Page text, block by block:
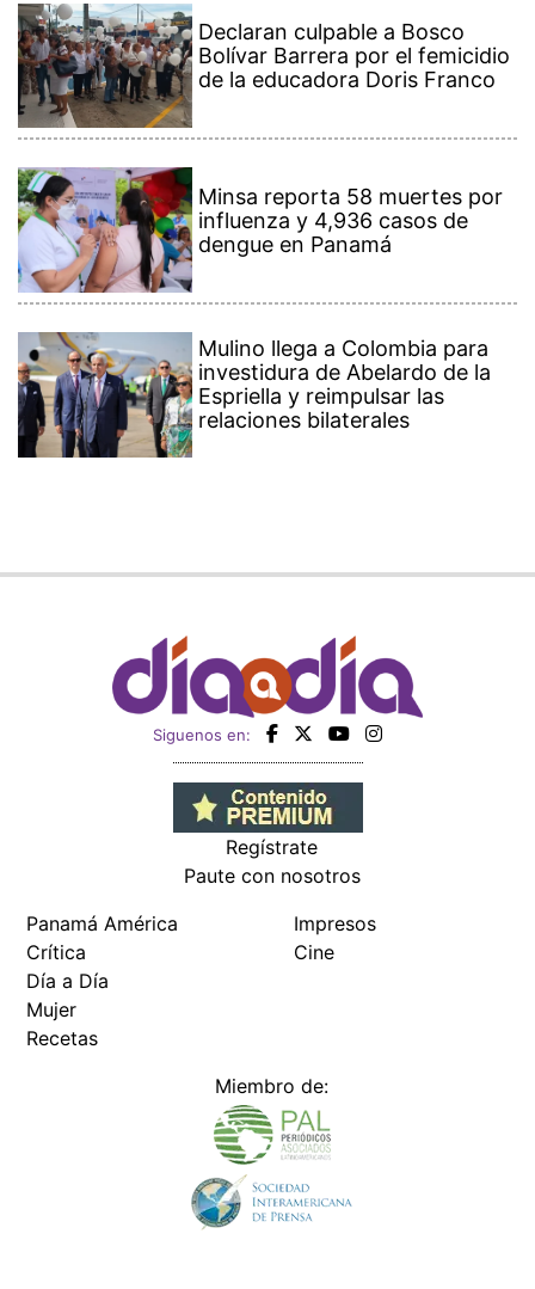
Declaran culpable a Bosco
Bolívar Barrera por el femicidio
de la educadora Doris Franco
Minsa reporta 58 muertes por
influenza y 4,936 casos de
dengue en Panamá
Mulino llega a Colombia para
investidura de Abelardo de la
Espriella y reimpulsar las
relaciones bilaterales
Siguenos en:
Regístrate
Paute con nosotros
Panamá América
Crítica
Día a Día
Mujer
Recetas
Impresos
Cine
Miembro de: